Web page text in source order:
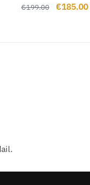
€199.00 €185.00